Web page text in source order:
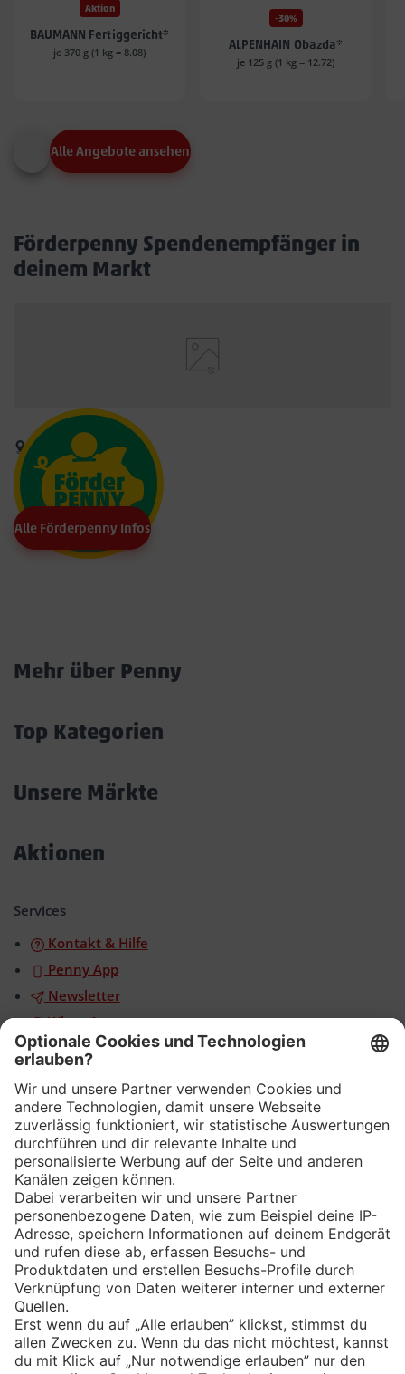
Aktion
BAUMANN Fertiggericht*
je 370 g (1 kg = 8.08)
-30%
ALPENHAIN Obazda*
je 125 g (1 kg = 12.72)
Alle Angebote ansehen
Förderpenny Spendenempfänger in
deinem Markt
Alle Förderpenny Infos
Mehr über Penny
Top Kategorien
Unsere Märkte
Aktionen
Services
Kontakt & Hilfe
Penny App
Newsletter
WhatsApp
App
Eishockey